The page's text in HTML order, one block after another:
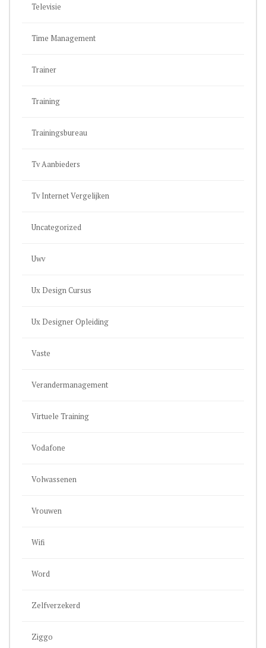
Televisie
Time Management
Trainer
Training
Trainingsbureau
Tv Aanbieders
Tv Internet Vergelijken
Uncategorized
Uwv
Ux Design Cursus
Ux Designer Opleiding
Vaste
Verandermanagement
Virtuele Training
Vodafone
Volwassenen
Vrouwen
Wifi
Word
Zelfverzekerd
Ziggo